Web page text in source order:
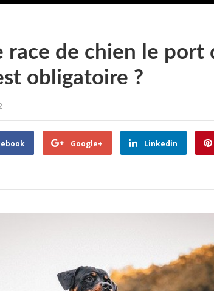
race de chien le port
obligatoire ?
Google+ Linkedin